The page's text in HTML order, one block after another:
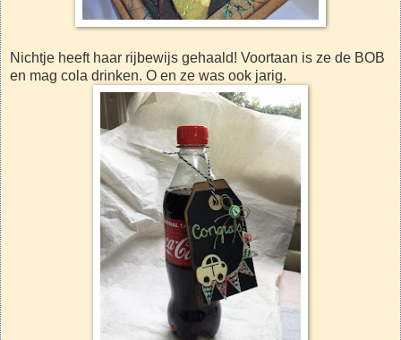
Nichtje heeft haar rijbewijs gehaald! Voortaan is ze de BOB
en mag cola drinken. O en ze was ook jarig.